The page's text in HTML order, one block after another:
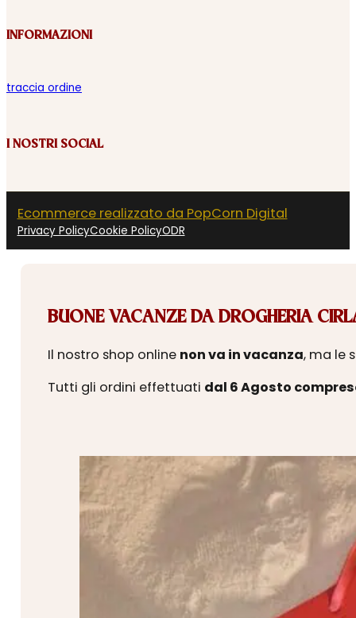
INFORMAZIONI
traccia ordine
I NOSTRI SOCIAL
Ecommerce realizzato da PopCorn Digital
Privacy PolicyCookie PolicyODR
BUONE VACANZE DA DROGHERIA
Il nostro shop online non va in vacanza, ma le
Tutti gli ordini effettuati dal 6 Agosto